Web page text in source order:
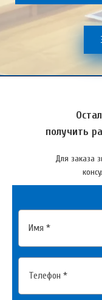
получить
Для заказа